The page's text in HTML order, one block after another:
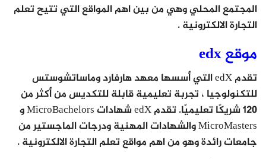
المجتمع المحلي وهي من بين اهم المواقع التي تتيح تعلم
التجارة الالكترونية .
موقع edx
تقدم edX التي أسسها معهد هارفارد وماساتشوستس
للتكنولوجيا ، تجربة تعليمية قابلة للتكديس من أكثر من
120 شريكًا تعليميًا. تقدم edX شهادات MicroBachelors و
MicroMasters والشهادات المهنية ودرجات الماجستير من
جامعات رائدة وهو من اهم مواقع تعلم التجارة الالكترونية .